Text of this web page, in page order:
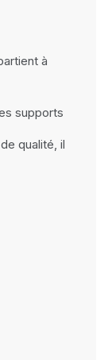
à
supports
qualité, il